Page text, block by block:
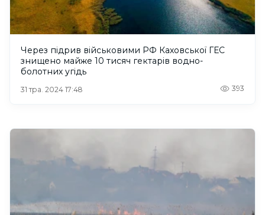
Через підрив військовими РФ Каховської ГЕС
знищено майже 10 тисяч гектарів водно-
болотних угідь
31 тра. 2024 17:48 393